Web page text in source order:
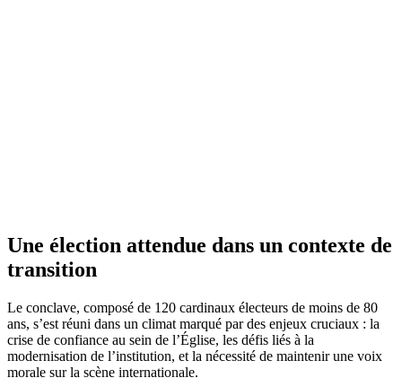
Une élection attendue dans un contexte de
transition
Le conclave, composé de 120 cardinaux électeurs de moins de 80
ans, s’est réuni dans un climat marqué par des enjeux cruciaux : la
crise de confiance au sein de l’Église, les défis liés à la
modernisation de l’institution, et la nécessité de maintenir une voix
morale sur la scène internationale.